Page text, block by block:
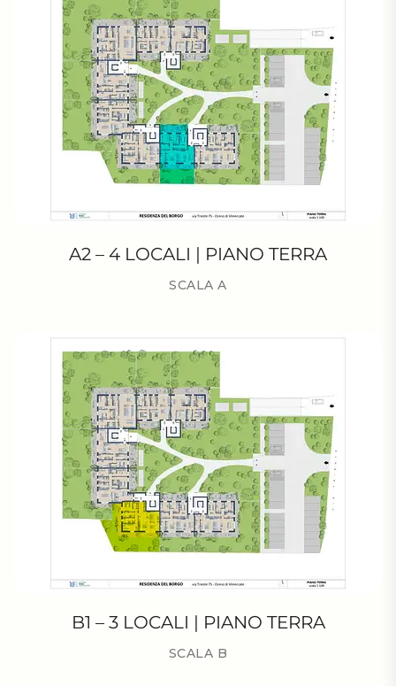
A2 – 4 LOCALI | PIANO TERRA
SCALA A
B1 – 3 LOCALI | PIANO TERRA
SCALA B